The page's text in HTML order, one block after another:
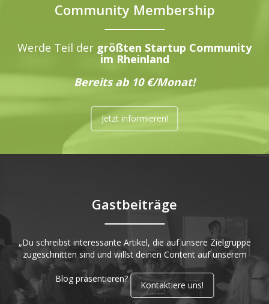
Community Membership
Werde Teil der größten Startup Community
im Rheinland
Bereits ab 10 €/Monat!
Jetzt informieren!
Gastbeiträge
„Du schreibst interessante Artikel, die auf unsere Zielgruppe
zugeschnitten sind und willst deinen Content auf unserem
Blog präsentieren?
Kontaktiere uns!